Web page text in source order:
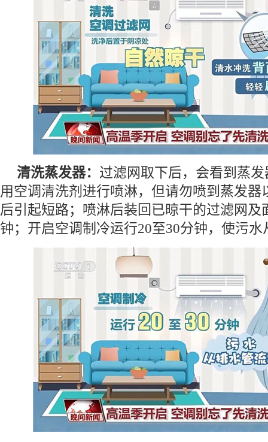
清洗蒸发器： 过滤网取下后，会看到蒸
用空调清洗剂进行喷淋，但请勿喷到蒸发器
后引起短路；喷淋后装回已晾干的过滤网及
钟；开启空调制冷运行20至30分钟，使污